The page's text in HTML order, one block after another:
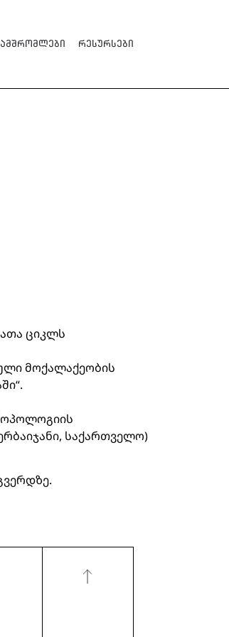
რესურსები
ციკლს
მოქალაქეობის
საქართველო)